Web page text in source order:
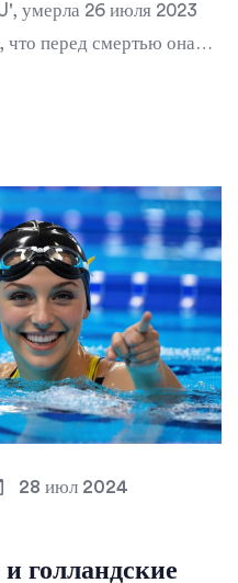
умерла 26 июля 2023
что перед смертью она
и психическими
потрясло
28 июл 2024
голландские